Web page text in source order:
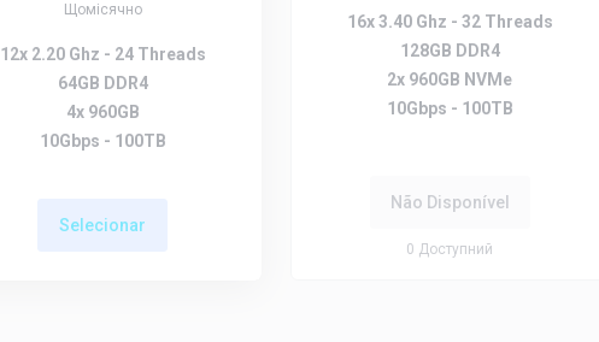
Щомісячно
12x 2.20 Ghz - 24 Threads
64GB DDR4
4x 960GB
10Gbps - 100TB
Selecionar
16x 3.40 Ghz - 32 Threads
128GB DDR4
2x 960GB NVMe
10Gbps - 100TB
Não Disponível
0 Доступний